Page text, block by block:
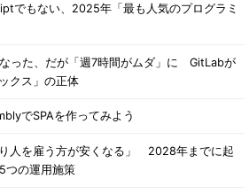
でもない、2025年「最も人気のプログラミ
った、だが「週7時間がムダ」に GitLabが
クス」の正体
でSPAを作ってみよう
り人を雇う方が安くなる」 2028年までに起
つの運用施策